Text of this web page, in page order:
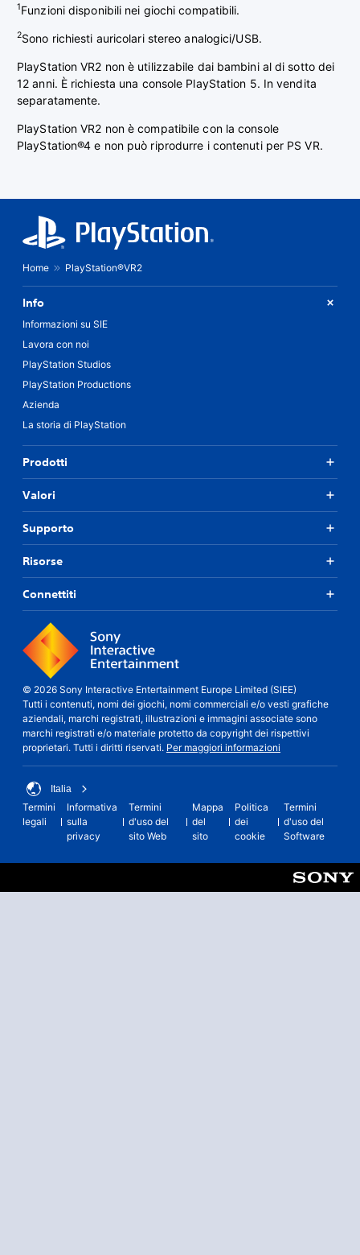
1Funzioni disponibili nei giochi compatibili.
2Sono richiesti auricolari stereo analogici/USB.
PlayStation VR2 non è utilizzabile dai bambini al di sotto dei
12 anni. È richiesta una console PlayStation 5. In vendita
separatamente.
PlayStation VR2 non è compatibile con la console
PlayStation®4 e non può riprodurre i contenuti per PS VR.
Home PlayStation®VR2
Info
Informazioni su SIE
Lavora con noi
PlayStation Studios
PlayStation Productions
Azienda
La storia di PlayStation
Prodotti
Valori
Supporto
Risorse
Connettiti
© 2026 Sony Interactive Entertainment Europe Limited (SIEE)
Tutti i contenuti, nomi dei giochi, nomi commerciali e/o vesti grafiche
aziendali, marchi registrati, illustrazioni e immagini associate sono
marchi registrati e/o materiale protetto da copyright dei rispettivi
proprietari. Tutti i diritti riservati. Per maggiori informazioni
Italia
Termini
legali
Informativa
sulla
privacy
Termini
d'uso del
sito Web
Mappa
del
sito
Politica
dei
cookie
Termini
d'uso del
Software